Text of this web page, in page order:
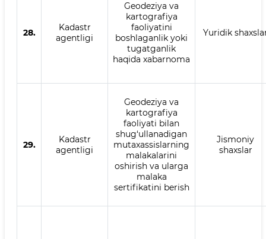
28.
Kadastr
agentligi
Geodeziya va
kartografiya
faoliyatini
boshlaganlik yoki
tugatganlik
haqida xabarnoma
Yuridik
29.
Kadastr
agentligi
Geodeziya va
kartografiya
faoliyati bilan
shug‘ullanadigan
mutaxassislarning
malakalarini
oshirish va ularga
malaka
sertifikatini berish
Jismoniy
shaxslar